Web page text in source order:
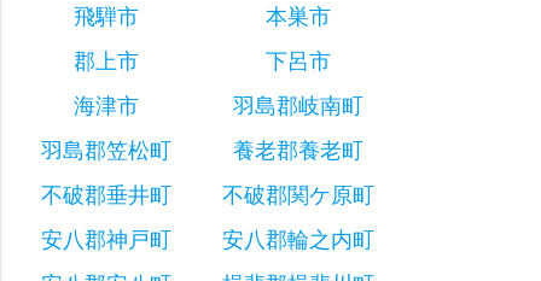
飛騨市
本巣市
郡上市
下呂市
海津市
羽島郡岐南町
羽島郡笠松町
養老郡養老町
不破郡垂井町
不破郡関ケ原町
安八郡神戸町
安八郡輪之内町